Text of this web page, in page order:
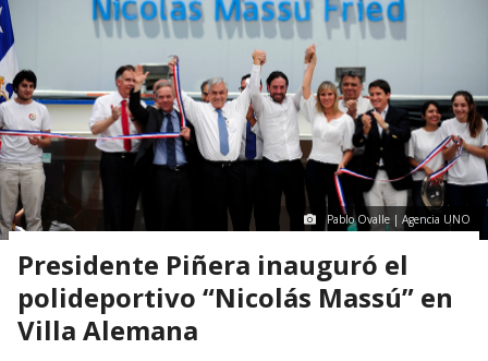
Pablo Ovalle | Agencia UNO
Presidente Piñera inauguró el
polideportivo “Nicolás Massú” en
Villa Alemana